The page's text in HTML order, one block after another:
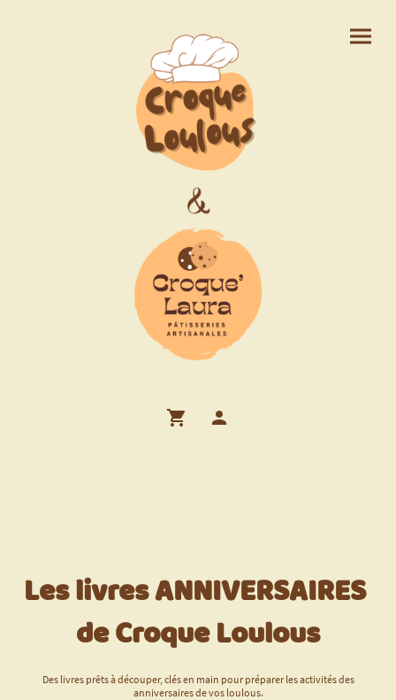
Les livres ANNIVERSAIRES
de Croque Loulous
Des livres prêts à découper, clés en main pour préparer les activités des
anniversaires de vos loulous.